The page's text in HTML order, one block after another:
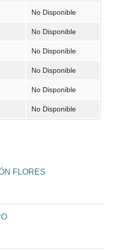
No Disponible
No Disponible
No Disponible
No Disponible
No Disponible
No Disponible
FLORES